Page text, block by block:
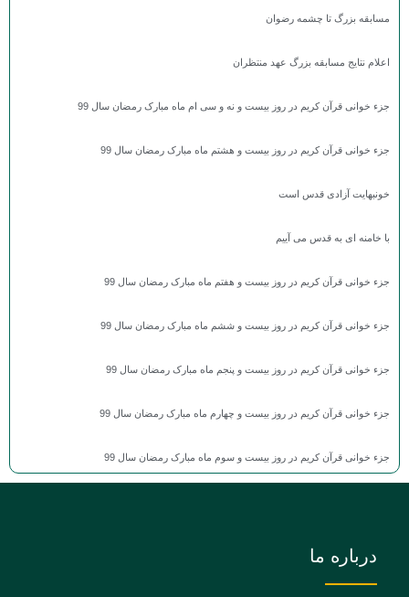
مسابقه بزرگ تا چشمه رضوان
اعلام نتایج مسابقه بزرگ عهد منتظران
جزء خوانی قرآن کریم در روز بیست و نه و سی ام ماه مبارک رمضان سال 99
جزء خوانی قرآن کریم در روز بیست و هشتم ماه مبارک رمضان سال 99
خونبهایت آزادی قدس است
با خامنه ای به قدس می آییم
جزء خوانی قرآن کریم در روز بیست و هفتم ماه مبارک رمضان سال 99
جزء خوانی قرآن کریم در روز بیست و ششم ماه مبارک رمضان سال 99
جزء خوانی قرآن کریم در روز بیست و پنجم ماه مبارک رمضان سال 99
جزء خوانی قرآن کریم در روز بیست و چهارم ماه مبارک رمضان سال 99
جزء خوانی قرآن کریم در روز بیست و سوم ماه مبارک رمضان سال 99
درباره ما